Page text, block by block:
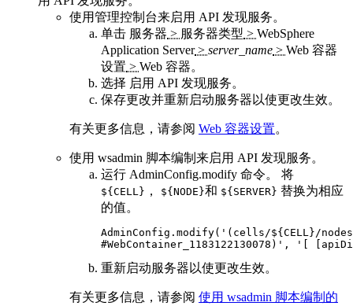
使用管理控制台来启用 API 发现服务。
单击 服务器 > 服务器类型 > WebSphere
Application Server> server_name > Web 容器
设置 > Web 容器。
选择 启用 API 发现服务。
保存更改并重新启动服务器以使更改生效。
有关更多信息，请参阅 Web 容器设置。
使用 wsadmin 脚本编制来启用 API 发现服务。
运行 AdminConfig.modify 命令。 将
${CELL} ， ${NODE}和 ${SERVER} 替换为相应
的值。
AdminConfig.modify('(cells/${CELL}/
#WebContainer_1183122130078)', '[
重新启动服务器以使更改生效。
有关更多信息，请参阅 使用 wsadmin 脚本编制的